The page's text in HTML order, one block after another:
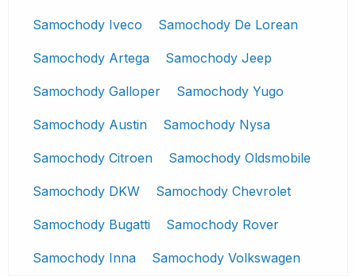
Samochody Iveco Samochody De Lorean
Samochody Artega Samochody Jeep
Samochody Galloper Samochody Yugo
Samochody Austin Samochody Nysa
Samochody Citroen Samochody Oldsmobile
Samochody DKW Samochody Chevrolet
Samochody Bugatti Samochody Rover
Samochody Inna Samochody Volkswagen